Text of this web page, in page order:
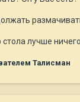
лучше
Талисман